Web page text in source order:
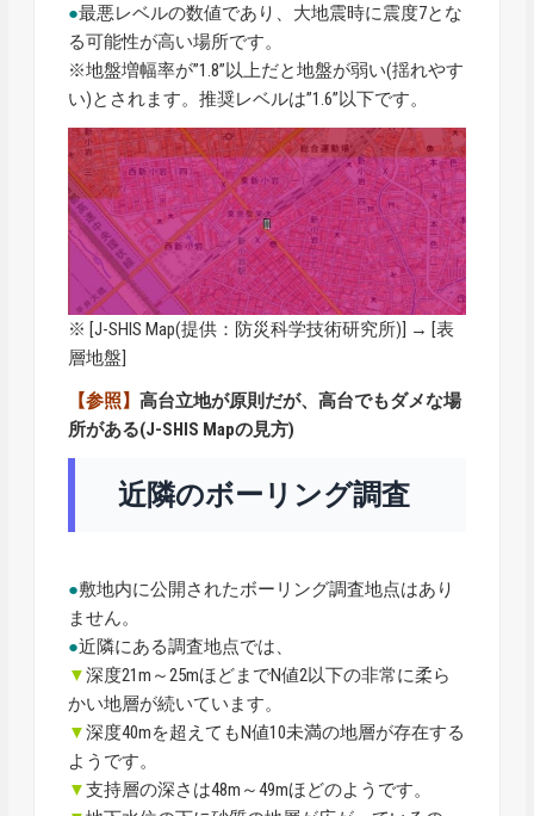
●最悪レベルの数値であり、大地震時に震度7とな
る可能性が高い場所です。
※地盤増幅率が”1.8”以上だと地盤が弱い(揺れやす
い)とされます。推奨レベルは”1.6”以下です。
※ [J-SHIS Map(提供：防災科学技術研究所)] → [表
層地盤]
【参照】高台立地が原則だが、高台でもダメな場
所がある(J-SHIS Mapの見方)
近隣のボーリング調査
●敷地内に公開されたボーリング調査地点はあり
ません。
●近隣にある調査地点では、
▼深度21m～25mほどまでN値2以下の非常に柔ら
かい地層が続いています。
▼深度40mを超えてもN値10未満の地層が存在する
ようです。
▼支持層の深さは48m～49mほどのようです。